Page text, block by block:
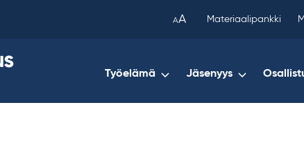
AA Materiaalipankki
Työelämä Jäsenyys
copied
your
clipboard.)